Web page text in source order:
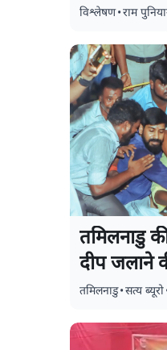
विश्लेषण•राम
तमिलनाडु
दीप जलाने
तमिलनाडु•सत्य ब्यूरो